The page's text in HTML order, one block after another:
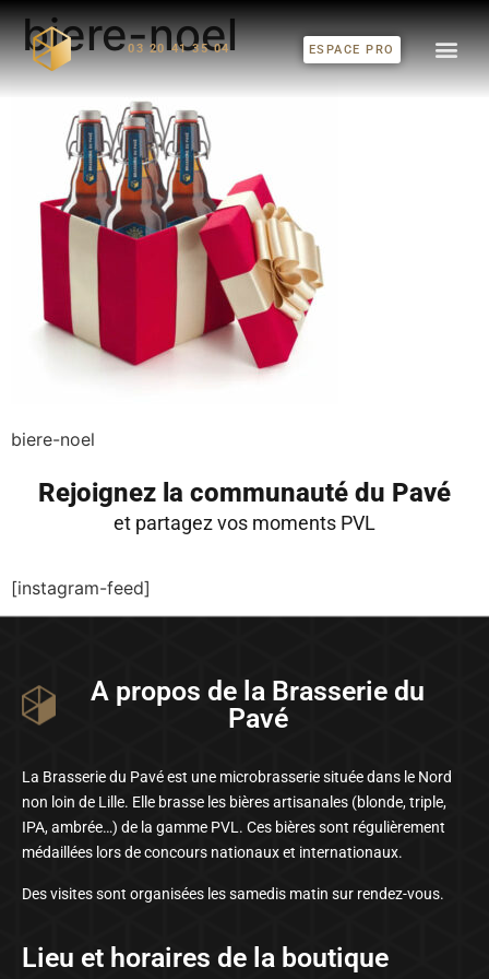
03 20 41 35 04 ESPACE PRO
biere-noel
biere-noel
Rejoignez la communauté du Pavé
et partagez vos moments PVL
[instagram-feed]
A propos de la Brasserie du
Pavé
La Brasserie du Pavé est une microbrasserie située dans le Nord
non loin de Lille. Elle brasse les bières artisanales (blonde, triple,
IPA, ambrée…) de la gamme PVL. Ces bières sont régulièrement
médaillées lors de concours nationaux et internationaux.
Des visites sont organisées les samedis matin sur rendez-vous.
Lieu et horaires de la boutique